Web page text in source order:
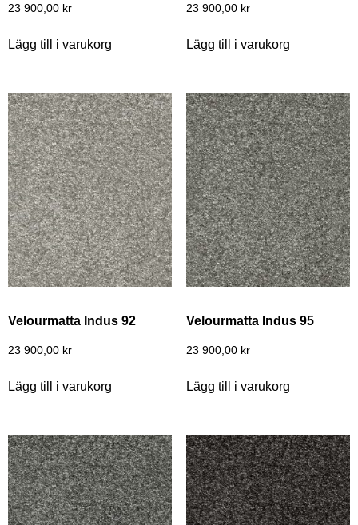
23 900,00 kr
Lägg till i varukorg
23 900,00 kr
Lägg till i varukorg
Velourmatta Indus 92
23 900,00 kr
Lägg till i varukorg
Velourmatta Indus 95
23 900,00 kr
Lägg till i varukorg